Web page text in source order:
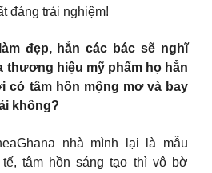
đáng trải nghiệm!
đẹp, hẳn các bác sẽ nghĩ
thương hiệu mỹ phẩm họ hẳn
có tâm hồn mộng mơ và bay
không?
nhà mình lại là mẫu
tâm hồn sáng tạo thì vô bờ